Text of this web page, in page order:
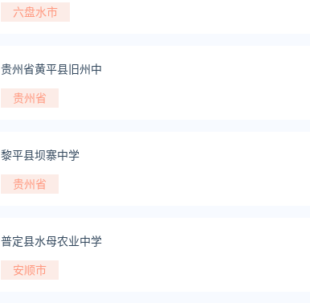
六盘水市
贵州省黄平县旧州中
贵州省
黎平县坝寨中学
贵州省
普定县水母农业中学
安顺市